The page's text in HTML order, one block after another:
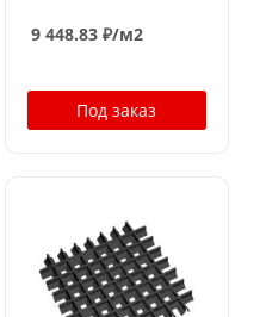
мм
9 448.83₽/м2
Под заказ